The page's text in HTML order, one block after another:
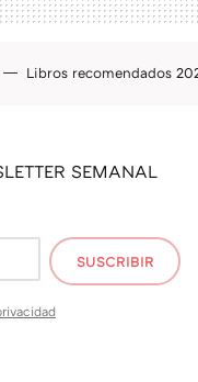
Libros recomendados
SEMANAL
SUSCRIBIR